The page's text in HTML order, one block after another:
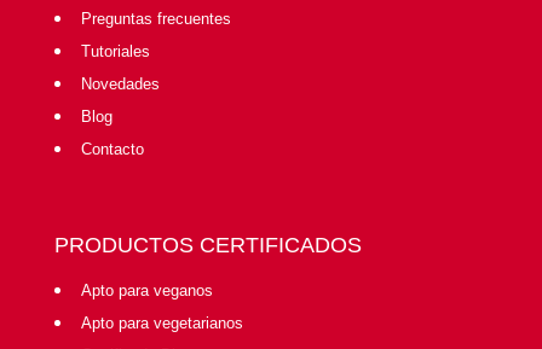
Preguntas frecuentes
Tutoriales
Novedades
Blog
Contacto
PRODUCTOS CERTIFICADOS
Apto para veganos
Apto para vegetarianos